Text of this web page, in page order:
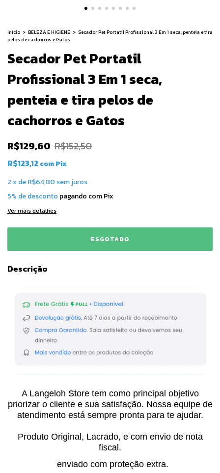
Início > BELEZA E HIGIENE > Secador Pet Portatil Profissional 3 Em 1 seca, penteia e tira
pelos de cachorros e Gatos
Secador Pet Portatil
Profissional 3 Em 1 seca,
penteia e tira pelos de
cachorros e Gatos
R$129,60 R$152,50
R$123,12 comPix
2x deR$64,80 sem juros
5% de desconto pagando com Pix
Ver mais detalhes
Descrição
A Langeloh Store tem como principal objetivo
priorizar o cliente e sua satisfação. Nossa equipe de
atendimento está sempre pronta para te ajudar.
Produto Original, Lacrado, e com envio de nota
fiscal.
enviado com proteção extra.